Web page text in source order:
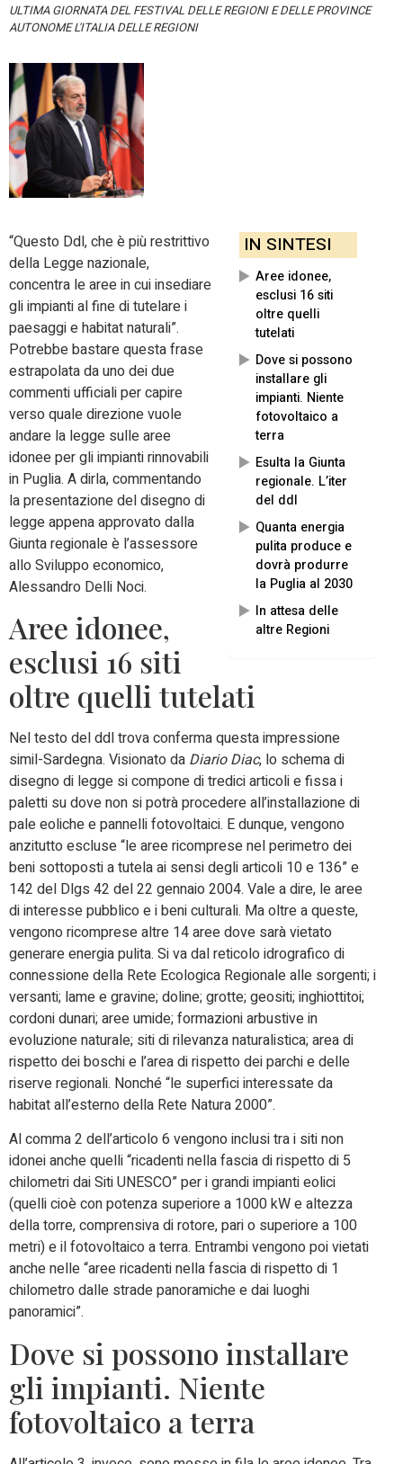
ULTIMA GIORNATA DEL FESTIVAL DELLE REGIONI E DELLE PROVINCE
AUTONOME L'ITALIA DELLE REGIONI
IN SINTESI
Aree idonee,
esclusi 16 siti
oltre quelli
tutelati
Dove si possono
installare gli
impianti. Niente
fotovoltaico a
terra
Esulta la Giunta
regionale. L’iter
del ddl
Quanta energia
pulita produce e
dovrà produrre
la Puglia al 2030
In attesa delle
altre Regioni
“Questo Ddl, che è più restrittivo
della Legge nazionale,
concentra le aree in cui insediare
gli impianti al fine di tutelare i
paesaggi e habitat naturali”.
Potrebbe bastare questa frase
estrapolata da uno dei due
commenti ufficiali per capire
verso quale direzione vuole
andare la legge sulle aree
idonee per gli impianti rinnovabili
in Puglia. A dirla, commentando
la presentazione del disegno di
legge appena approvato dalla
Giunta regionale è l’assessore
allo Sviluppo economico,
Alessandro Delli Noci.
Aree idonee,
esclusi 16 siti
oltre quelli tutelati
Nel testo del ddl trova conferma questa impressione
simil-Sardegna. Visionato da Diario Diac, lo schema di
disegno di legge si compone di tredici articoli e fissa i
paletti su dove non si potrà procedere all’installazione di
pale eoliche e pannelli fotovoltaici. E dunque, vengono
anzitutto escluse “le aree ricomprese nel perimetro dei
beni sottoposti a tutela ai sensi degli articoli 10 e 136” e
142 del Dlgs 42 del 22 gennaio 2004. Vale a dire, le aree
di interesse pubblico e i beni culturali. Ma oltre a queste,
vengono ricomprese altre 14 aree dove sarà vietato
generare energia pulita. Si va dal reticolo idrografico di
connessione della Rete Ecologica Regionale alle sorgenti; i
versanti; lame e gravine; doline; grotte; geositi; inghiottitoi;
cordoni dunari; aree umide; formazioni arbustive in
evoluzione naturale; siti di rilevanza naturalistica; area di
rispetto dei boschi e l’area di rispetto dei parchi e delle
riserve regionali. Nonché “le superfici interessate da
habitat all’esterno della Rete Natura 2000”.
Al comma 2 dell’articolo 6 vengono inclusi tra i siti non
idonei anche quelli “ricadenti nella fascia di rispetto di 5
chilometri dai Siti UNESCO” per i grandi impianti eolici
(quelli cioè con potenza superiore a 1000 kW e altezza
della torre, comprensiva di rotore, pari o superiore a 100
metri) e il fotovoltaico a terra. Entrambi vengono poi vietati
anche nelle “aree ricadenti nella fascia di rispetto di 1
chilometro dalle strade panoramiche e dai luoghi
panoramici”.
Dove si possono installare
gli impianti. Niente
fotovoltaico a terra